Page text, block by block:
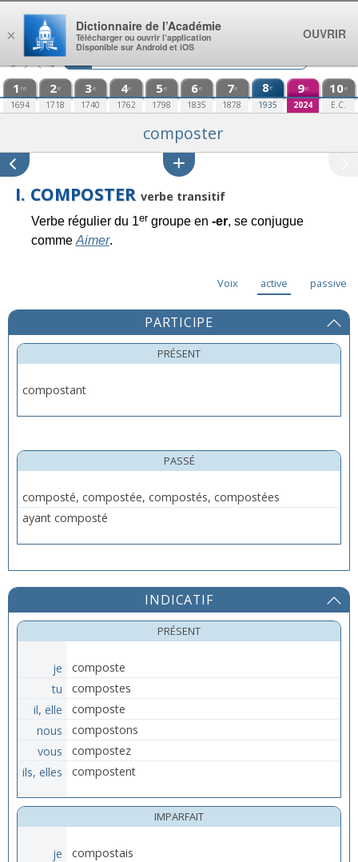
Aller au contenu
1 re
1694
2e
1718
3e
1740
4e
1762
5e
1798
6e
1835
7e
1878
8e
1935
9e
2024
10e
E.C.
composter
I. COMPOSTER verbe transitif
Verbe régulier du 1ergroupe en -er, se conjugue
comme Aimer.
Voix active passive
PARTICIPE
PRÉSENT
compostant
PASSÉ
composté, compostée, compostés, compostées
ayant composté
INDICATIF
PRÉSENT
je
composte
tu
compostes
il, elle
composte
nous
compostons
vous
compostez
ils, elles
compostent
IMPARFAIT
je
compostais
×
Dictionnaire de l’Académie
Télécharger ou ouvrir l’application
Disponible sur Android et iOS
OUVRIR